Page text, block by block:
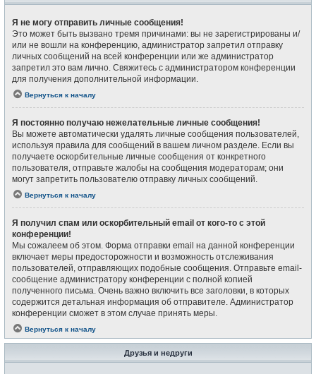
Я не могу отправить личные сообщения!
Это может быть вызвано тремя причинами: вы не зарегистрированы и/
или не вошли на конференцию, администратор запретил отправку
личных сообщений на всей конференции или же администратор
запретил это вам лично. Свяжитесь с администратором конференции
для получения дополнительной информации.
Вернуться к началу
Я постоянно получаю нежелательные личные сообщения!
Вы можете автоматически удалять личные сообщения пользователей,
используя правила для сообщений в вашем личном разделе. Если вы
получаете оскорбительные личные сообщения от конкретного
пользователя, отправьте жалобы на сообщения модераторам; они
могут запретить пользователю отправку личных сообщений.
Вернуться к началу
Я получил спам или оскорбительный email от кого-то с этой
конференции!
Мы сожалеем об этом. Форма отправки email на данной конференции
включает меры предосторожности и возможность отслеживания
пользователей, отправляющих подобные сообщения. Отправьте email-
сообщение администратору конференции с полной копией
полученного письма. Очень важно включить все заголовки, в которых
содержится детальная информация об отправителе. Администратор
конференции сможет в этом случае принять меры.
Вернуться к началу
Друзья и недруги